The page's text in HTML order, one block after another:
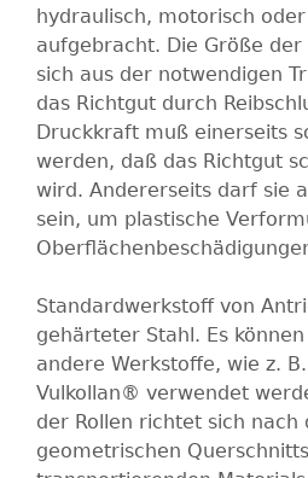
hydraulisch, motorisch
aufgebracht. Die Größe
sich aus der notwendigen
das Richtgut durch
Druckkraft muß einerseits
werden, daß das Richtgut
wird. Andererseits darf sie
sein, um plastische
Standardwerkstoff von
gehärteter Stahl. Es
andere Werkstoffe, wie z.
Vulkollan® verwendet
der Rollen richtet sich nach
geometrischen